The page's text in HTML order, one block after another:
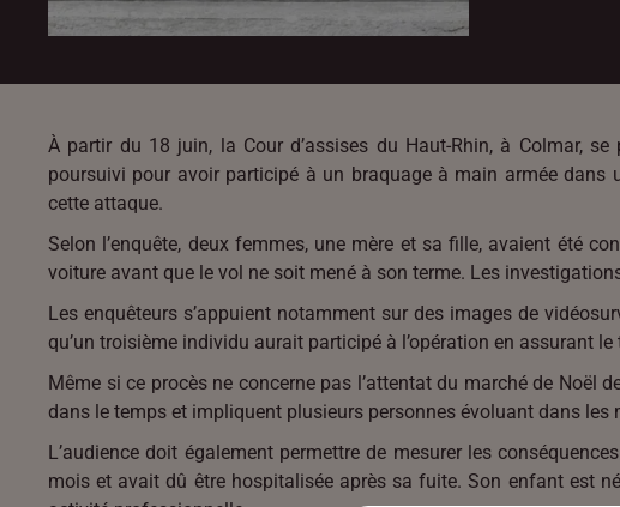
À partir du 18 juin, la Cour d’assises du Haut-Rhin, à Colmar,
poursuivi pour avoir participé à un braquage à main armée dans
cette attaque.
Selon l’enquête, deux femmes, une mère et sa fille, avaient été
voiture avant que le vol ne soit mené à son terme. Les
Les enquêteurs s’appuient notamment sur des images de
qu’un troisième individu aurait participé à l’opération en assurant
Même si ce procès ne concerne pas l’attentat du marché de Noël
dans le temps et impliquent plusieurs personnes évoluant dans les
L’audience doit également permettre de mesurer les
mois et avait dû être hospitalisée après sa fuite. Son enfant est